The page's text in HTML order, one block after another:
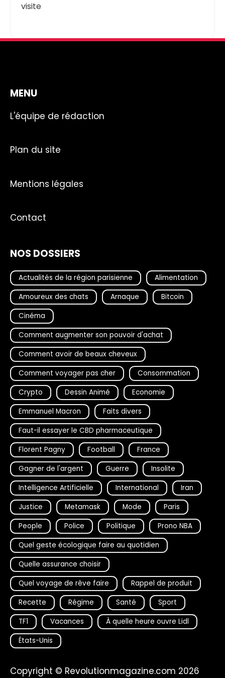
visite
MENU
L'équipe de rédaction
Plan du site
Mentions légales
Contact
NOS DOSSIERS
Actualités de la région parisienne
Alimentation
Amoureux des chats
Arnaque
Bitcoin
Cinéma
Comment augmenter son pouvoir d'achat
Comment avoir de beaux cheveux
Comment voyager pas cher
Consommation
Crypto
Dessin Animé
Economie
Emmanuel Macron
Faits divers
Faut-il essayer le CBD pharmaceutique
Florent Pagny
Football
France
Gagner de l'argent
Guerre
Insolite
Intelligence Artificielle
International
Iran
Justice
Metamask Mode
Paris
People
Police Politique
Prono NBA
Quel geste écologique faire au quotidien
Quelle assurance choisir
Quel voyage de rêve faire
Rappel de produit
Recette
Régime Santé
Sport
TF1
Vacances
À quelle heure ouvre Lidl
États-Unis
Copyright © Revolutionmagazine.com 2026